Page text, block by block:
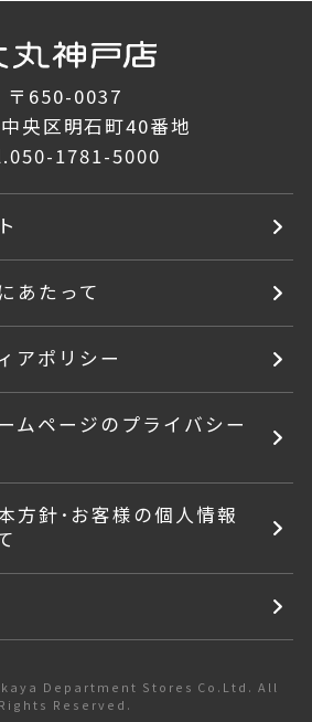
〒650-0037
央区明石町40番地
050-1781-5000
あたって
アポリシー
ムページのプライバシー
方針･お客様の個人情報
Department Stores Co.Ltd. All
Rights Reserved.